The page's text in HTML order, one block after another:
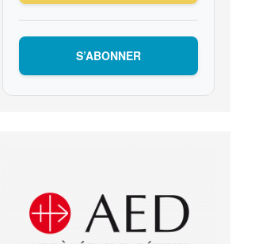
S’ABONNER